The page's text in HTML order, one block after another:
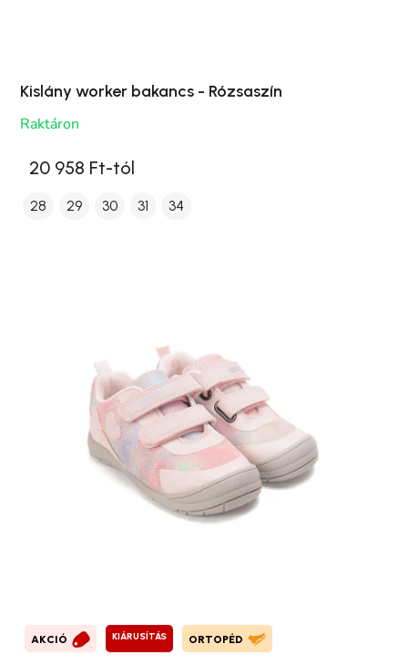
Kislány worker bakancs - Rózsaszín
Raktáron
20 958 Ft-tól
28 29 30 31 34
AKCIÓ KIÁRUSÍTÁS ORTOPÉD